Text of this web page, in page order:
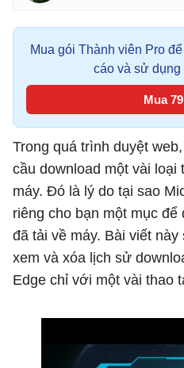
Mua gói Thành viên Pro
cáo và sử dụng
Mua
Trong quá trình duyệt
cầu download một vài loại
máy. Đó là lý do tại sao
riêng cho bạn một mục
đã tải về máy. Bài viết
xem và xóa lịch sử
Edge chỉ với một vài thao